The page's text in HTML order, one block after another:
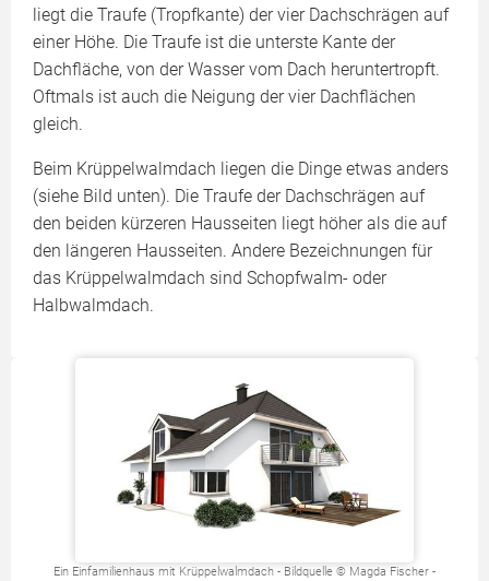
liegt die Traufe (Tropfkante) der vier Dachschrägen auf
einer Höhe. Die Traufe ist die unterste Kante der
Dachfläche, von der Wasser vom Dach heruntertropft.
Oftmals ist auch die Neigung der vier Dachflächen
gleich.
Beim Krüppelwalmdach liegen die Dinge etwas anders
(siehe Bild unten). Die Traufe der Dachschrägen auf
den beiden kürzeren Hausseiten liegt höher als die auf
den längeren Hausseiten. Andere Bezeichnungen für
das Krüppelwalmdach sind Schopfwalm- oder
Halbwalmdach.
Ein Einfamilienhaus mit Krüppelwalmdach - Bildquelle © Magda Fischer -